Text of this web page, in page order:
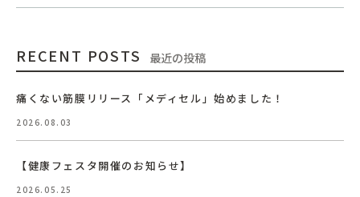
RECENT POSTS 最近の投稿
痛くない筋膜リリース「メディセル」始めました！
2026.08.03
【健康フェスタ開催のお知らせ】
2026.05.25